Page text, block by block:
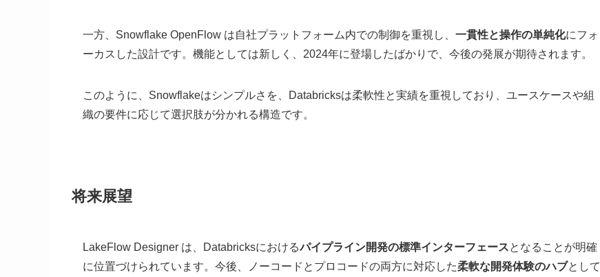
一方、Snowflake OpenFlow は自社プラットフォーム内での制御を重視し、 一貫性と操作の単純化にフォ
ーカスした設計です。機能としては新しく、2024年に登場したばかりで、今後の発展が期待されます。
このように、Snowflakeはシンプルさを、Databricksは柔軟性と実績を重視しており、ユースケースや組
織の要件に応じて選択肢が分かれる構造です。
将来展望
LakeFlow Designer は、Databricksにおけるパイプライン開発の標準インターフェースとなることが明確
に位置づけられています。今後、ノーコードとプロコードの両方に対応した柔軟な開発体験のハブとして